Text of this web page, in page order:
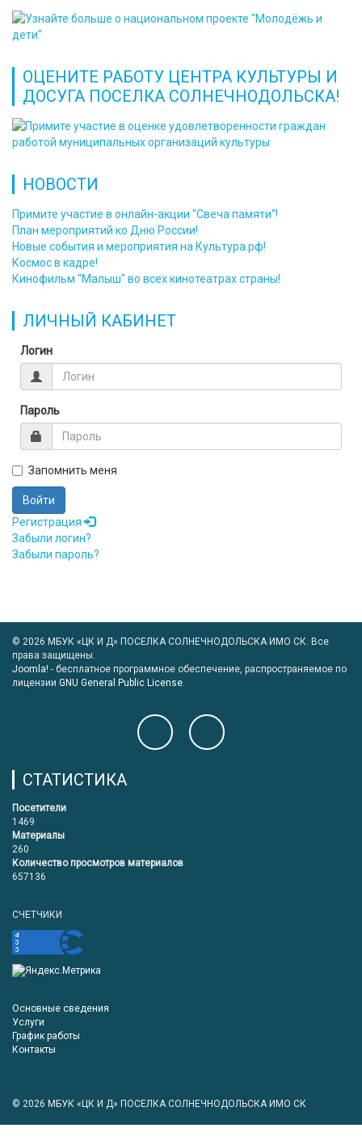
ОЦЕНИТЕ РАБОТУ ЦЕНТРА КУЛЬТУРЫ И
ДОСУГА ПОСЕЛКА СОЛНЕЧНОДОЛЬСКА!
НОВОСТИ
Примите участие в онлайн-акции "Свеча памяти"!
План мероприятий ко Дню России!
Новые события и мероприятия на Культура.рф!
Космос в кадре!
Кинофильм "Малыш" во всех кинотеатрах страны!
ЛИЧНЫЙ КАБИНЕТ
Логин
Пароль
Запомнить меня
Войти
Регистрация
Забыли логин?
Забыли пароль?
© 2026 МБУК «ЦК И Д» ПОСЕЛКА СОЛНЕЧНОДОЛЬСКА ИМО СК. Все
права защищены.
Joomla! - бесплатное программное обеспечение, распространяемое по
лицензии GNU General Public License.
СТАТИСТИКА
Посетители
1469
Материалы
260
Количество просмотров материалов
657136
СЧЕТЧИКИ
Основные сведения
Услуги
График работы
Контакты
© 2026 МБУК «ЦК И Д» ПОСЕЛКА СОЛНЕЧНОДОЛЬСКА ИМО СК